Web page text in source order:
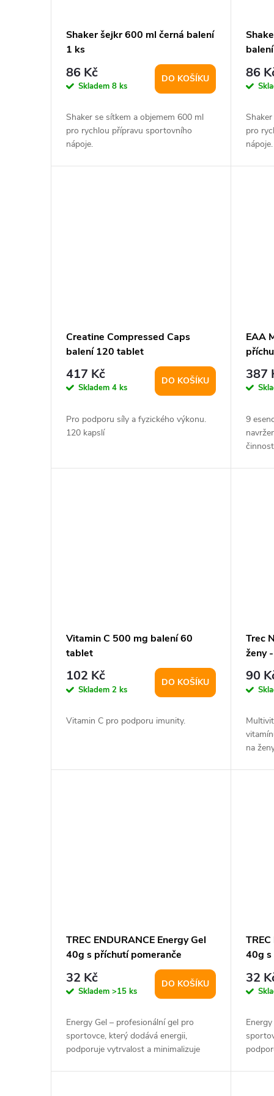
ů
Shaker šejkr 600 ml černá balení
1 ks
86 Kč
Skladem 8 ks
DO KOŠÍKU
Shaker se sítkem a objemem 600 ml
pro rychlou přípravu sportovního
nápoje.
86
pro
nápoje.
Creatine Compressed Caps
balení 120 tablet
417 Kč
Skladem 4 ks
DO KOŠÍKU
Pro podporu síly a fyzického výkonu.
120 kapslí
EAA
387
9
Vitamin C 500 mg balení 60
tablet
102 Kč
Skladem 2 ks
DO KOŠÍKU
Vitamin C pro podporu imunity.
Trec
ženy
90
na
TREC ENDURANCE Energy Gel
40g s příchutí pomeranče
32 Kč
Skladem >15 ks
DO KOŠÍKU
Energy Gel – profesionální gel pro
sportovce, který dodává energii,
podporuje vytrvalost a minimalizuje
40g
32